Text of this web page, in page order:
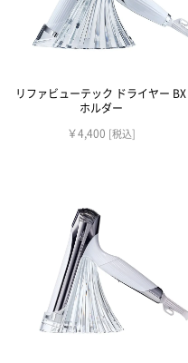
リファビューテック ドライヤー BX
ホルダー
￥4,400 [税込]